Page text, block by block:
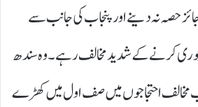
حصہ نہ دینے اور پنجاب کی جانب سے
چوری کرنے کے شدید مخالف رہے۔ وہ سندھ
مخالف احتجاجوں میں صف اول میں کھڑے